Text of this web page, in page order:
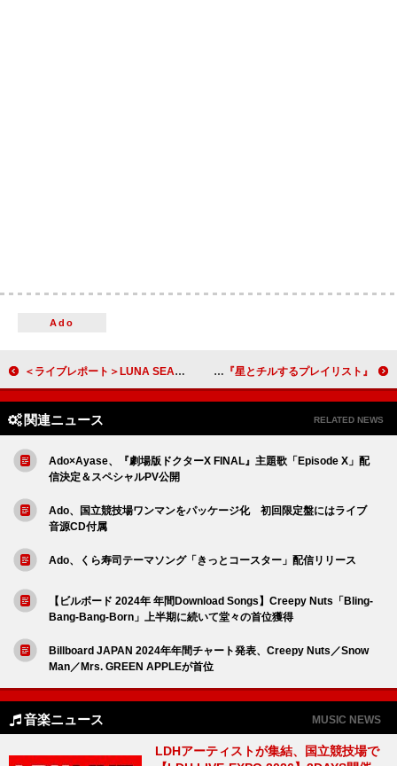
Ado
＜ライブレポート＞LUNA SEA、バンド史上最大規模となった35周年ツアーを黒服限定GIGで締めくくる YOASOBI／ヒゲダン／緑黄色社会／菅田将暉らの楽曲使用、プラネタリウム『星とチルするプレイリスト』
関連ニュース RELATED NEWS
Ado×Ayase、『劇場版ドクターX FINAL』主題歌「Episode X」配
信決定＆スペシャルPV公開
Ado、国立競技場ワンマンをパッケージ化 初回限定盤にはライブ
音源CD付属
Ado、くら寿司テーマソング「きっとコースター」配信リリース
【ビルボード 2024年 年間Download Songs】Creepy Nuts「Bling-
Bang-Bang-Born」上半期に続いて堂々の首位獲得
Billboard JAPAN 2024年年間チャート発表、Creepy Nuts／Snow
Man／Mrs. GREEN APPLEが首位
音楽ニュース MUSIC NEWS
LDHアーティストが集結、国立競技場で